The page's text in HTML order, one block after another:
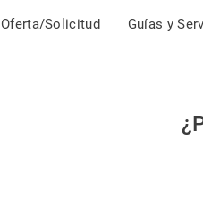
Oferta/Solicitud Guías y